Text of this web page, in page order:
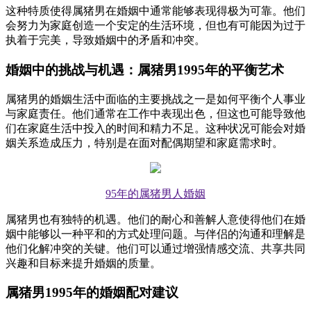
这种特质使得属猪男在婚姻中通常能够表现得极为可靠。他们
会努力为家庭创造一个安定的生活环境，但也有可能因为过于
执着于完美，导致婚姻中的矛盾和冲突。
婚姻中的挑战与机遇：属猪男1995年的平衡艺术
属猪男的婚姻生活中面临的主要挑战之一是如何平衡个人事业
与家庭责任。他们通常在工作中表现出色，但这也可能导致他
们在家庭生活中投入的时间和精力不足。这种状况可能会对婚
姻关系造成压力，特别是在面对配偶期望和家庭需求时。
95年的属猪男人婚姻
属猪男也有独特的机遇。他们的耐心和善解人意使得他们在婚
姻中能够以一种平和的方式处理问题。与伴侣的沟通和理解是
他们化解冲突的关键。他们可以通过增强情感交流、共享共同
兴趣和目标来提升婚姻的质量。
属猪男1995年的婚姻配对建议